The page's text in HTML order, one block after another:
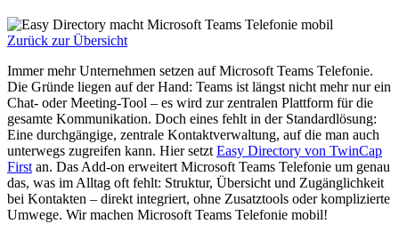
Zurück zur Übersicht
Immer mehr Unternehmen setzen auf Microsoft Teams Telefonie.
Die Gründe liegen auf der Hand: Teams ist längst nicht mehr nur ein
Chat- oder Meeting-Tool – es wird zur zentralen Plattform für die
gesamte Kommunikation. Doch eines fehlt in der Standardlösung:
Eine durchgängige, zentrale Kontaktverwaltung, auf die man auch
unterwegs zugreifen kann. Hier setztEasy Directory von TwinCap
Firstan. Das Add-on erweitert Microsoft Teams Telefonie um genau
das, was im Alltag oft fehlt: Struktur, Übersicht und Zugänglichkeit
bei Kontakten – direkt integriert, ohne Zusatztools oder komplizierte
Umwege. Wir machen Microsoft Teams Telefonie mobil!